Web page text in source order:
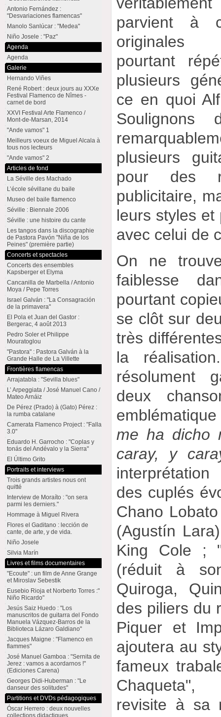
parvient à
originales
pourtant
plusieurs
ce en quoi
Soulignons
plusieurs
pour des
publicitaire,
leurs styles et
avec celui de
On ne
faiblesse
pourtant
se clôt sur
très
la
résolument
deux
me ha dicho
caray, y
des cuplés
Chano
(Agustín
King Cole ;
(réduit à
Quiroga,
des piliers du
Piquer et
ajoutera au
fameux
Chaqueta",
revisite à sa
Antonio Fernández :
"Desvariaciones flamencas"
Manolo Sanlúcar : "Medea"
Niño Josele : "Paz"
Agenda
Agenda
Galerie
Hernando Viñes
René Robert : deux jours au XXXe
Festival Flamenco de Nîmes -
carnet de bord
XXVI Festival Arte Flamenco /
Mont-de-Marsan, 2014
"Ande vamos" 1
Meilleurs voeux de Miguel Alcala à
tous nos lecteurs
"Ande vamos" 2
Articles de fond
La Séville des Machado
L’école sévillane du baile
Museo del baile flamenco
Séville : Biennale 2006
Séville : une histoire du cante
Les tangos dans la discographie
de Pastora Pavón "Niña de los
Peines" (première partie)
Concerts et spectacles
Concerts des ensembles
Kapsberger et Elyma
Cancanilla de Marbella / Antonio
Moya / Pepe Torres
Israel Galván : "La Consagración
de la primavera"
El Pola et Juan del Gastor :
Bergerac, 4 août 2013
Pedro Soler et Philippe
Mouratoglou
"Pastora" : Pastora Galván à la
Grande Halle de La Villette
Frontières flamencas
Arrajatabla : "Sevilla blues"
L’ Arpeggiata / José Manuel Cano /
Mateo Arnáiz
De Pérez (Prado) à (Gato) Pérez :
la rumba catalane
Camerata Flamenco Project : "Falla
3.0"
Eduardo H. Garrocho : "Coplas y
tonás del Andévalo y la Sierra"
El Último Grito
Portraits et interviews
Trois grands artistes nous ont
quitté
Interview de Moraíto : "on sera
parmi les derniers."
Hommage à Miguel Rivera
Flores el Gaditano : lección de
cante, de arte, y de vida.
Niño Josele
Silvia Marín
Livres et films documentaires
"Ecoute" : un film de Anne Grange
et Miroslav Sebestik
Eusebio Rioja et Norberto Torres :"
Niño Ricardo"
Jesús Saiz Huedo : "Los
manuscritos de guitarra del Fondo
Manuela Vázquez-Barros de la
Biblioteca Lázaro Galdiano"
Jacques Maigne : "Flamenco en
flammes"
José Manuel Gamboa : "Sernita de
Jerez : vamos a acordarnos !"
(Ediciones Carena)
Georges Didi-Huberman : "Le
danseur des solitudes"
Partitions et DVDs pédagogiques
Óscar Herrero : deux nouvelles
collections didactiques